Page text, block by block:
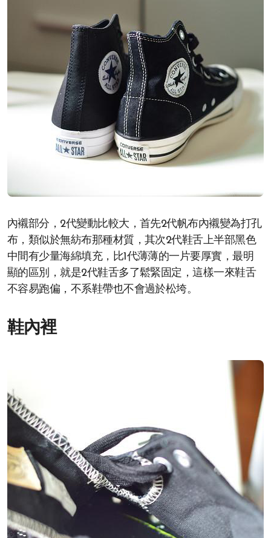
內襯部分，2代變動比較大，首先2代帆布內襯變為打孔
布，類似於無紡布那種材質，其次2代鞋舌上半部黑色
中間有少量海綿填充，比1代薄薄的一片要厚實，最明
顯的區別，就是2代鞋舌多了鬆緊固定，這樣一來鞋舌
不容易跑偏，不系鞋帶也不會過於松垮。
鞋內裡